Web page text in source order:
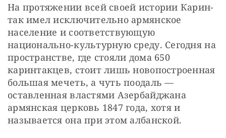
На протяжении всей своей истории Карин-
так имел исключительно армянское
население и соответствующую
национально-культурную среду. Сегодня на
пространстве, где стояли дома 650
каринтакцев, стоит лишь новопостроенная
большая мечеть, а чуть поодаль —
оставленная властями Азербайджана
армянская церковь 1847 года, хотя и
называется она при этом албанской.